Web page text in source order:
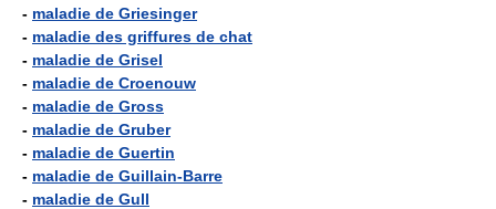
- maladie de Griesinger
- maladie des griffures de chat
- maladie de Grisel
- maladie de Croenouw
- maladie de Gross
- maladie de Gruber
- maladie de Guertin
- maladie de Guillain-Barre
- maladie de Gull